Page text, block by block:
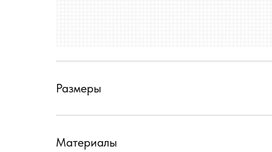
Размеры
Материалы